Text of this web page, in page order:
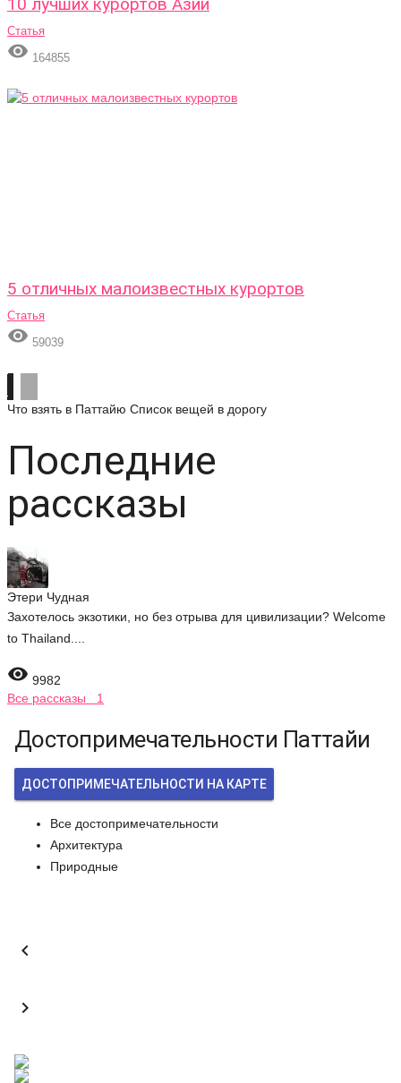
Статья
 164855
5 отличных малоизвестных курортов
Статья
 59039
Что взять в Паттайю Список вещей в дорогу
Последние
рассказы
Этери Чудная
Захотелось экзотики, но без отрыва для цивилизации? Welcome
to Thailand....
 9982
Все рассказы 1
Достопримечательности Паттайи
ДОСТОПРИМЕЧАТЕЛЬНОСТИ НА КАРТЕ
Все достопримечательности
Архитектура
Природные

